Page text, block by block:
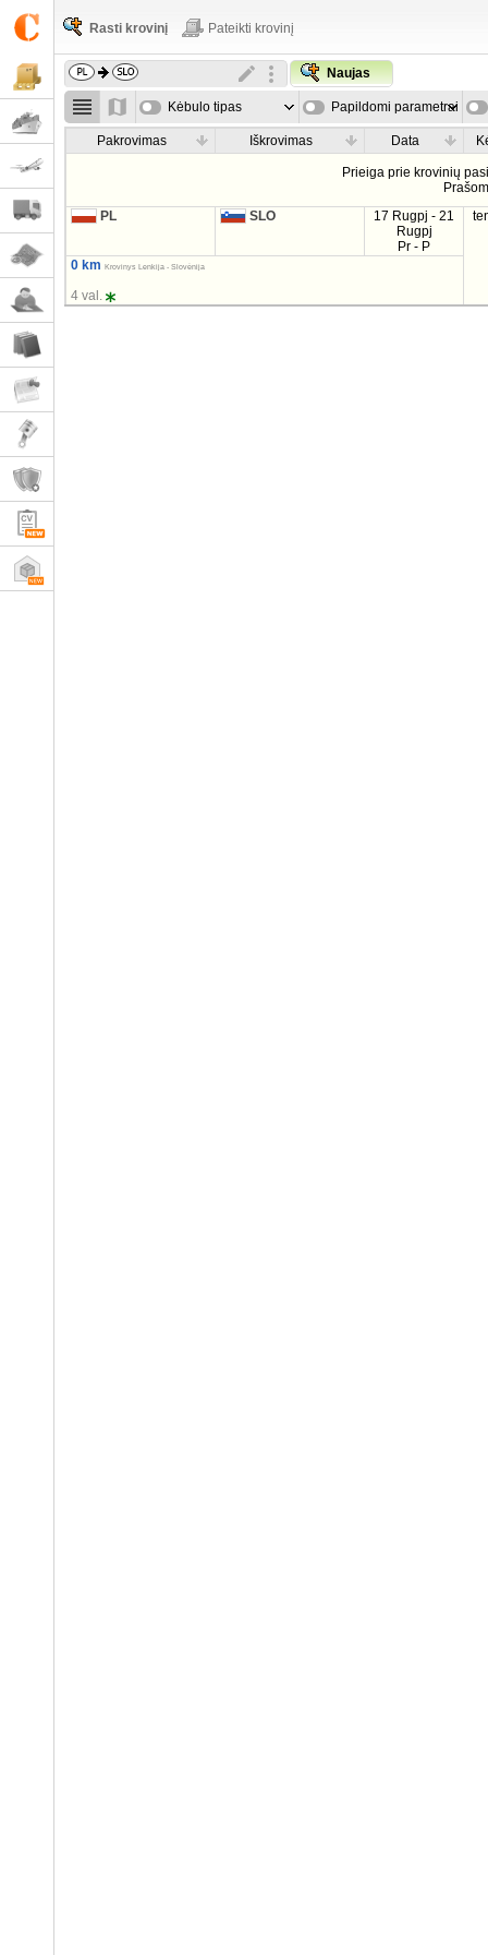
Rasti krovinį Pateikti krovinį
Naujas
Kėbulo tipas Papildomi parametrai
Pakrovimas Iškrovimas Data
Prieiga prie krovinių
PL
SLO
17 Rugpj - 21
Rugpj
Pr - P
0 km Krovinys Lenkija - Slovėnija
4 val.